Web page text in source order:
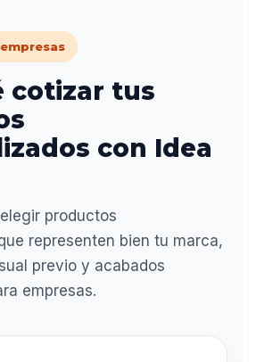
cotizar tus
con Idea
productos
representen bien tu marca,
previo y acabados
empresas.